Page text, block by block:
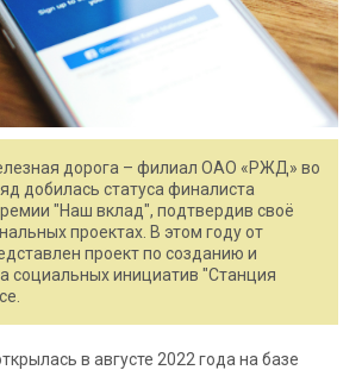
дорога – филиал ОАО «РЖД» во
добилась статуса финалиста
"Наш вклад", подтвердив своё
проектах. В этом году от
проект по созданию и
социальных инициатив "Станция
в августе 2022 года на базе